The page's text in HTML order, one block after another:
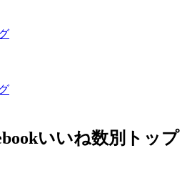
いいね数別トップ